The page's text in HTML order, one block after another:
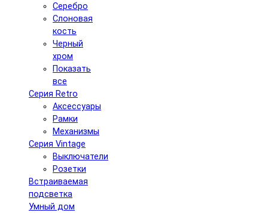
Серебро
Слоновая
кость
Черный
хром
Показать
все
Серия Retro
Аксессуары
Рамки
Механизмы
Серия Vintage
Выключатели
Розетки
Встраиваемая
подсветка
Умный дом